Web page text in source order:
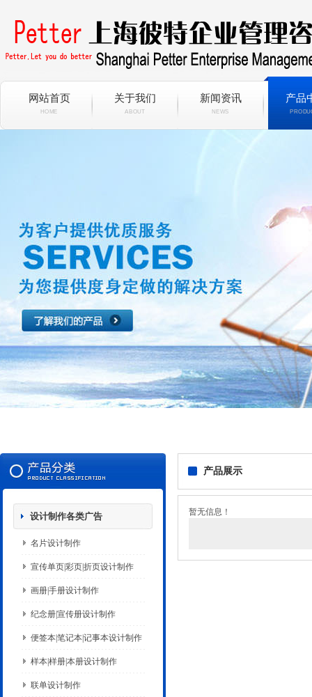
网站首页
HOME
关于我们
ABOUT
新闻资讯
NEWS
产品
设计制作各类广告
名片设计制作
宣传单页|彩页|折页设计制作
画册|手册设计制作
纪念册|宣传册设计制作
便签本|笔记本|记事本设计制作
样本|样册|本册设计制作
联单设计制作
产品展示
暂无信息！